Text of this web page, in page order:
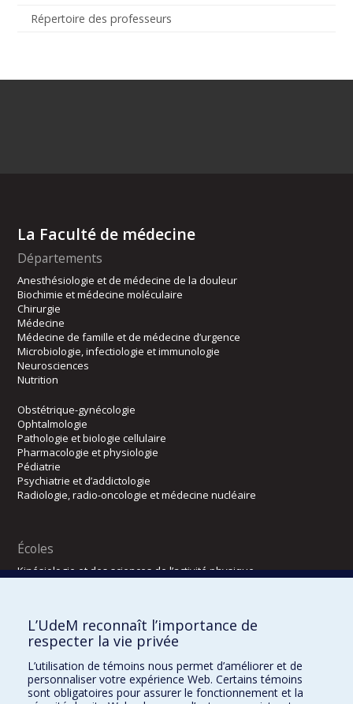
Répertoire des professeurs
La Faculté de médecine
Départements
Anesthésiologie et de médecine de la douleur
Biochimie et médecine moléculaire
Chirurgie
Médecine
Médecine de famille et de médecine d’urgence
Microbiologie, infectiologie et immunologie
Neurosciences
Nutrition
Obstétrique-gynécologie
Ophtalmologie
Pathologie et biologie cellulaire
Pharmacologie et physiologie
Pédiatrie
Psychiatrie et d’addictologie
Radiologie, radio-oncologie et médecine nucléaire
Écoles
Kinésiologie et des sciences de l’activité physique
Directions
DPC
CPASS
Éthique clinique
L’UdeM reconnaît l’importance de
respecter la vie privée
L’utilisation de témoins nous permet d’améliorer et de
personnaliser votre expérience Web. Certains témoins
sont obligatoires pour assurer le fonctionnement et la